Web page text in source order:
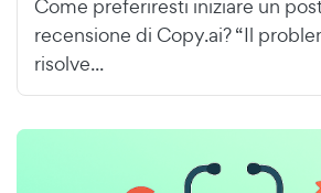
Come preferiresti iniziare un
recensione di Copy.ai? “Il
risolve...